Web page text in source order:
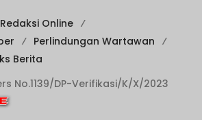
Redaksi Online
Perlindungan Wartawan
Berita
No.1139/DP-Verifikasi/K/X/2023